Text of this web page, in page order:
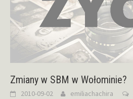
Zmiany w SBM w Wołominie?
2010-09-02 emiliachachira